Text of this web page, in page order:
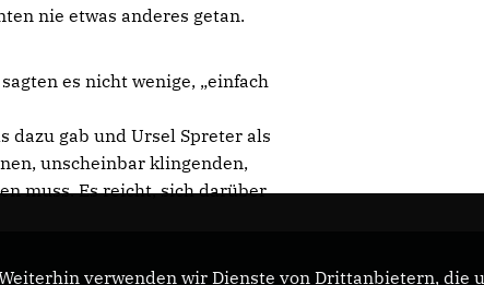
nie etwas anderes getan.
es nicht wenige, „einfach
dazu gab und Ursel Spreter als
unscheinbar klingenden,
muss. Es reicht, sich darüber
verwenden wir Dienste von Drittanbietern, die